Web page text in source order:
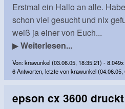
Erstmal ein Hallo an alle.
schon viel gesucht und nix
weiß ja einer von Euch...
▶Weiterlesen...
Von: krawunkel (03.06.05, 18:35:21) -
6 Antworten, letzte von krawunkel (04.06.05,
epson cx 3600